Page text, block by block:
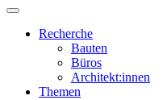
Recherche
Bauten
Büros
Architekt:innen
Themen